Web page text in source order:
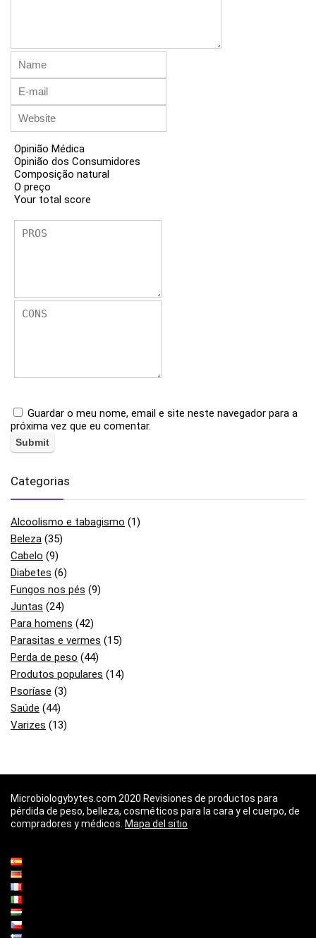
Opinião Médica
Opinião dos Consumidores
Composição natural
O preço
Your total score
Guardar o meu nome, email e site neste navegador para a
próxima vez que eu comentar.
Categorias
Alcoolismo e tabagismo (1)
Beleza (35)
Cabelo (9)
Diabetes (6)
Fungos nos pés (9)
Juntas (24)
Para homens (42)
Parasitas e vermes (15)
Perda de peso (44)
Produtos populares (14)
Psoríase (3)
Saúde (44)
Varizes (13)
Microbiologybytes.com 2020 Revisiones de productos para
pérdida de peso, belleza, cosméticos para la cara y el cuerpo, de
compradores y médicos. Mapa del sitio